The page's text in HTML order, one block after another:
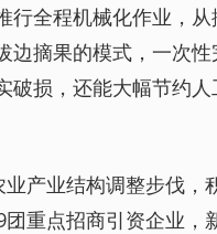
行全程机械化作业，
边摘果的模式，一次
破损，还能大幅节约
产业结构调整步伐
重点招商引资企业